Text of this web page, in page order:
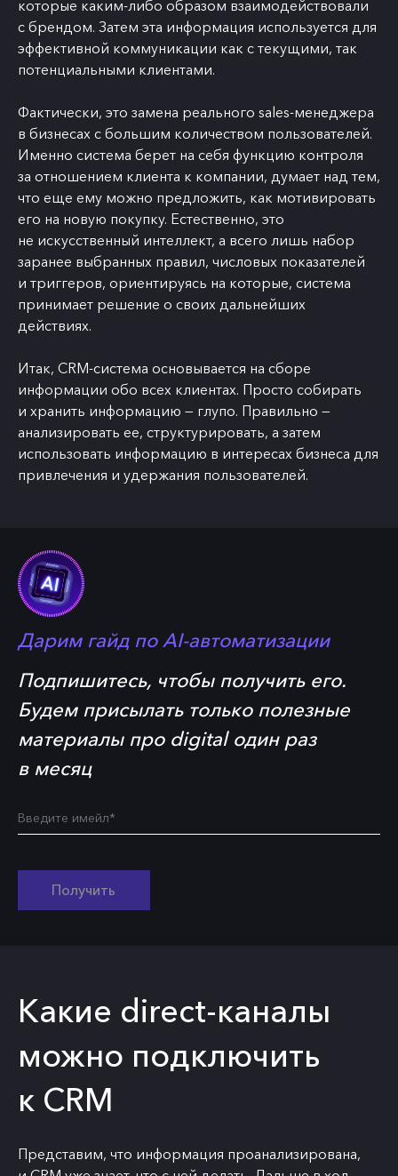
которые каким-либо образом взаимодействовали
с брендом. Затем эта информация используется для
эффективной коммуникации как с текущими, так
потенциальными клиентами.
Фактически, это замена реального sales-менеджера
в бизнесах с большим количеством пользователей.
Именно система берет на себя функцию контроля
за отношением клиента к компании, думает над тем,
что еще ему можно предложить, как мотивировать
его на новую покупку. Естественно, это
не искусственный интеллект, а всего лишь набор
заранее выбранных правил, числовых показателей
и триггеров, ориентируясь на которые, система
принимает решение о своих дальнейших
действиях.
Итак, CRM-система основывается на сборе
информации обо всех клиентах. Просто собирать
и хранить информацию — глупо. Правильно —
анализировать ее, структурировать, а затем
использовать информацию в интересах бизнеса для
привлечения и удержания пользователей.
Дарим гайд поAI-автоматизации
Подпишитесь, чтобы получить его.
Будем присылать только полезные
материалы про digital один раз
в месяц
Получить
Какие direct-каналы
можно подключить
к CRM
Представим, что информация проанализирована,